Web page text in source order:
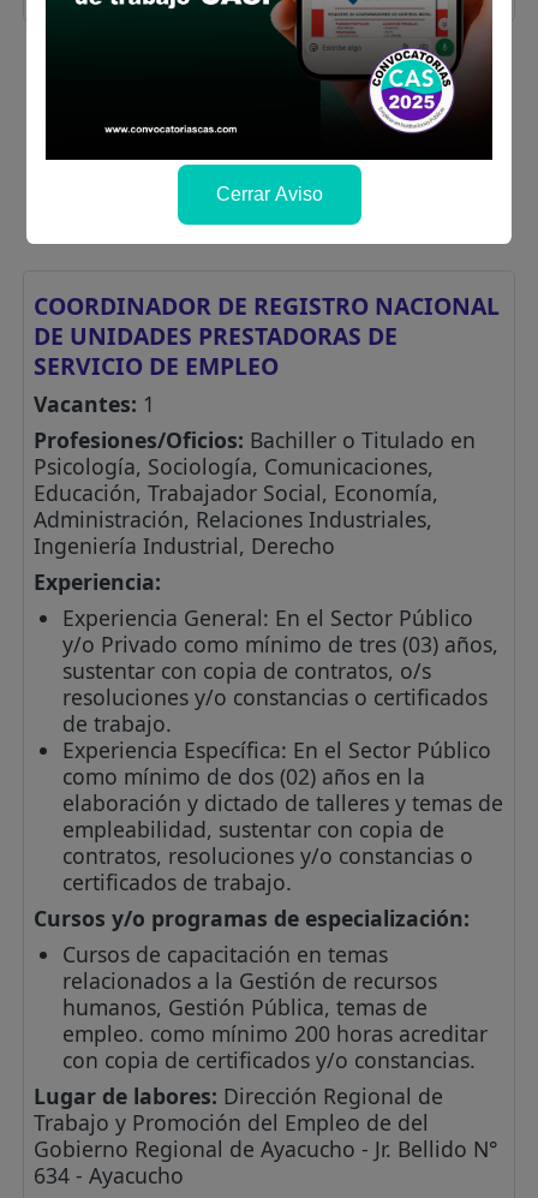
COORDINADOR DE REGISTRO NACIONAL
DE UNIDADES PRESTADORAS DE
SERVICIO DE EMPLEO
Vacantes: 1
Profesiones/Oficios: Bachiller o Titulado en
Psicología, Sociología, Comunicaciones,
Educación, Trabajador Social, Economía,
Administración, Relaciones Industriales,
Ingeniería Industrial, Derecho
Experiencia:
Experiencia General: En el Sector Público
y/o Privado como mínimo de tres (03) años,
sustentar con copia de contratos, o/s
resoluciones y/o constancias o certificados
de trabajo.
Experiencia Específica: En el Sector Público
como mínimo de dos (02) años en la
elaboración y dictado de talleres y temas de
empleabilidad, sustentar con copia de
contratos, resoluciones y/o constancias o
certificados de trabajo.
Cursos y/o programas de especialización:
Cursos de capacitación en temas
relacionados a la Gestión de recursos
humanos, Gestión Pública, temas de
empleo. como mínimo 200 horas acreditar
con copia de certificados y/o constancias.
Lugar de labores: Dirección Regional de
Trabajo y Promoción del Empleo de del
Gobierno Regional de Ayacucho - Jr. Bellido N°
634 - Ayacucho
Cerrar Aviso